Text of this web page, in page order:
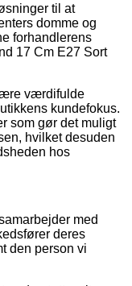
til at
domme og
forhandlerens
17 Cm E27 Sort
værdifulde
kundefokus.
som gør det muligt
hvilket desuden
hos
med
deres
den person vi